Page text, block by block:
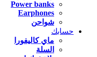
Power banks
Earphones
شواحن
حسابك
ماي كاليفورا
السلة